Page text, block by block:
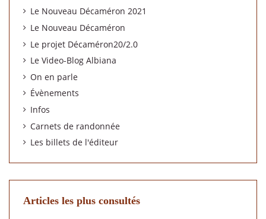
Le Nouveau Décaméron 2021
Le Nouveau Décaméron
Le projet Décaméron20/2.0
Le Video-Blog Albiana
On en parle
Évènements
Infos
Carnets de randonnée
Les billets de l'éditeur
Articles les plus consultés